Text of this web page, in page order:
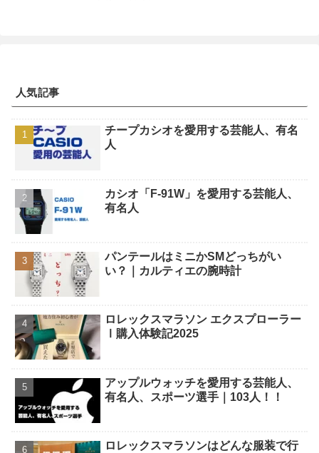
人気記事
チープカシオを愛用する芸能人、有名
人
カシオ「F-91W」を愛用する芸能人、
有名人
パンテールはミニかSMどっちがい
い？｜カルティエの腕時計
ロレックスマラソン エクスプローラー
Ⅰ購入体験記2025
アップルウォッチを愛用する芸能人、
有名人、スポーツ選手｜103人！！
ロレックスマラソンはどんな服装で行